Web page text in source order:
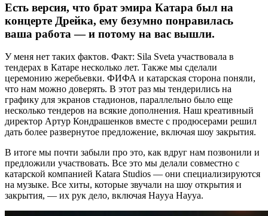
Есть версия, что брат эмира Катара был на
концерте Дрейка, ему безумно понравилась
ваша работа — и потому на вас вышли.
У меня нет таких фактов. Факт: Sila Sveta участвовала в
тендерах в Катаре несколько лет. Также мы сделали
церемонию жеребьевки. ФИФА и катарская сторона поняли,
что нам можно доверять. В этот раз мы тендерились на
графику для экранов стадионов, параллельно было еще
несколько тендеров на всякие дополнения. Наш креативный
директор Артур Кондрашенков вместе с продюсерами решил
дать более развернутое предложение, включая шоу закрытия.
В итоге мы почти забыли про это, как вдруг нам позвонили и
предложили участвовать. Все это мы делали совместно с
катарской компанией Katara Studios — они специализируются
на музыке. Все хиты, которые звучали на шоу открытия и
закрытия, — их рук дело, включая Hayya Hayya.